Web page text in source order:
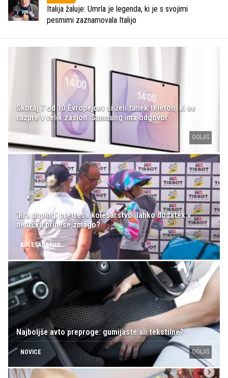
Italija žaluje: Umrla je legenda, ki je s svojimi
pesmimi zaznamovala Italijo
Skoraj 7 od 10 Evropejcev si želi tanek telefon, ki se
razpre v velik zaslon: Samsung ima odgovor
OGLAS
'Bra doping' pretresa kolesarstvo: lahko dodatek v
nedrčku prinese zmago?
KOLESARSTVO
Najboljše avto preproge: gumijaste ali tekstilne?
NOVICE OGLAS